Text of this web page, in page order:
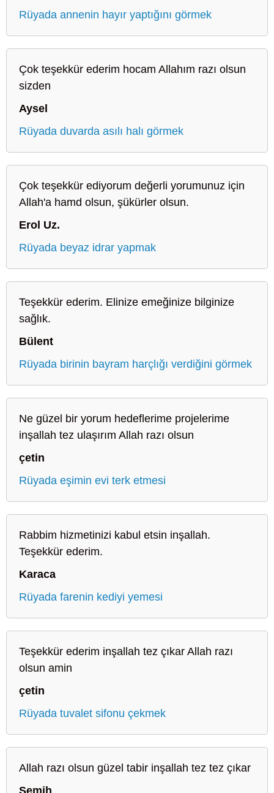
Rüyada annenin hayır yaptığını görmek
Çok teşekkür ederim hocam Allahım razı olsun
sizden
Aysel
Rüyada duvarda asılı halı görmek
Çok teşekkür ediyorum değerli yorumunuz için
Allah'a hamd olsun, şükürler olsun.
Erol Uz.
Rüyada beyaz idrar yapmak
Teşekkür ederim. Elinize emeğinize bilginize
sağlık.
Bülent
Rüyada birinin bayram harçlığı verdiğini görmek
Ne güzel bir yorum hedeflerime projelerime
inşallah tez ulaşırım Allah razı olsun
çetin
Rüyada eşimin evi terk etmesi
Rabbim hizmetinizi kabul etsin inşallah.
Teşekkür ederim.
Karaca
Rüyada farenin kediyi yemesi
Teşekkür ederim inşallah tez çıkar Allah razı
olsun amin
çetin
Rüyada tuvalet sifonu çekmek
Allah razı olsun güzel tabir inşallah tez tez çıkar
Semih